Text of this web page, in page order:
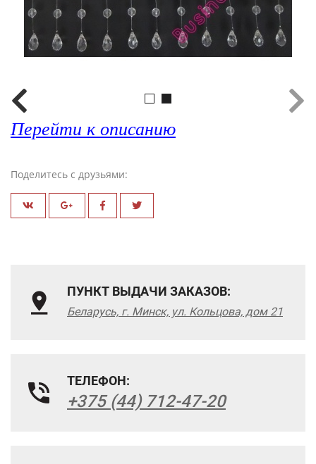
Перейти к описанию
Поделитесь с друзьями:
ПУНКТ ВЫДАЧИ ЗАКАЗОВ:
Беларусь, г. Минск, ул. Кольцова, дом 21
ТЕЛЕФОН:
+375 (44) 712-47-20